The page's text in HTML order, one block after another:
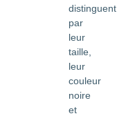
distinguent
par
leur
taille,
leur
couleur
noire
et